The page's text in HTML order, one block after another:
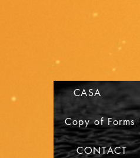
CASA
Copy of
CONTACT